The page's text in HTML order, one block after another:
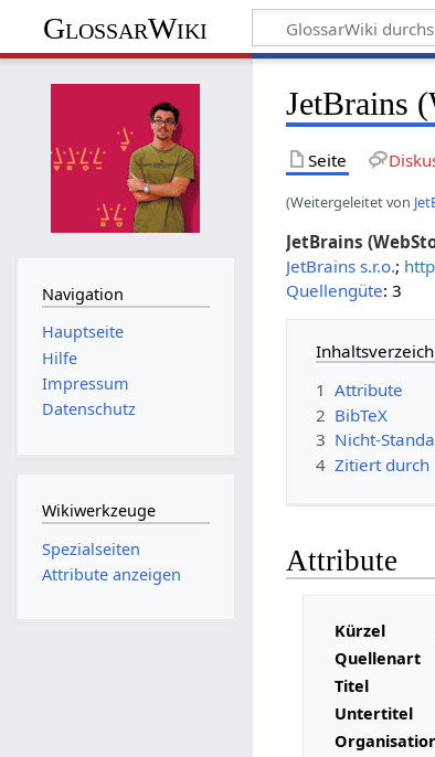
GlossarWiki
JetBrains
Seite
(Weitergeleitet von
JetBrains
JetBrains s.r.o.;
Quellengüte: 3
1 Attribute
2 BibTeX
3 Nicht-
4 Zitiert durch
Attribute
Kürzel
Quellenart
Titel
Untertitel
Navigation
Hauptseite
Hilfe
Impressum
Datenschutz
Wikiwerkzeuge
Spezialseiten
Attribute anzeigen